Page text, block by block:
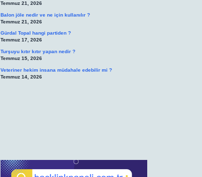
Temmuz 21, 2026
Balon jöle nedir ve ne için kullanılır ?
Temmuz 21, 2026
Gürdal Topal hangi partiden ?
Temmuz 17, 2026
Turşuyu kıtır kıtır yapan nedir ?
Temmuz 15, 2026
Veteriner hekim insana müdahale edebilir mi ?
Temmuz 14, 2026